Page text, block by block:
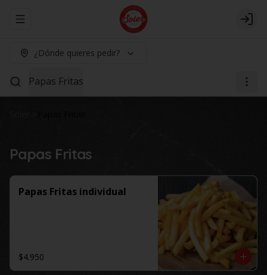
Abrir menu de navegación Login
¿Dónde quieres pedir?
Papas Fritas
Papas Fritas
Papas Fritas individual
$4.950